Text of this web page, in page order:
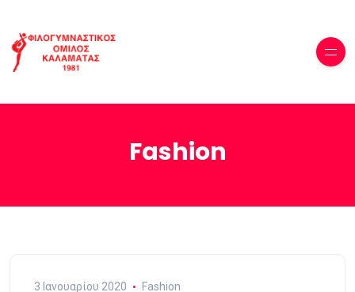
Fashion
3 Ιανουαρίου 2020 Fashion